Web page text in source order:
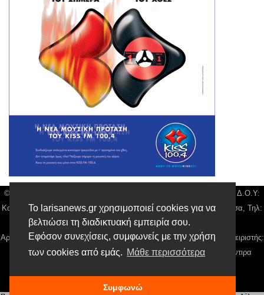
Το larisanews.gr χρησιμοποιεί cookies για να
βελτιώσει τη διαδικτυακή εμπειρία σου.
Εφόσον συνεχίσεις, συμφωνείς με την χρήση
των cookies από εμάς. Μάθε περισσότερα
Συμφωνώ
© Larisa News | Διακριτικός Τίτλος: Orion Media, ΑΦΜ: 043750542, Δ.Ο.Υ:
Καρδίτσας, Υπο/μα Λάρισας, Δ/νση: Φαρμακίδου 36 τ.κ 41222 Λάρισα, Τηλ:
2410 259100, email: news@larisanews.gr
Αρ. Γεμή: 018804431000, Νόμιμος Εκπρόσωπος, Ιδιοκτήτης και Διαχειριστής:
Παναγιώτης Φιλίππου, Διευθύντρια: Γιαννουσά Βασιλική, Διευθύντιρα